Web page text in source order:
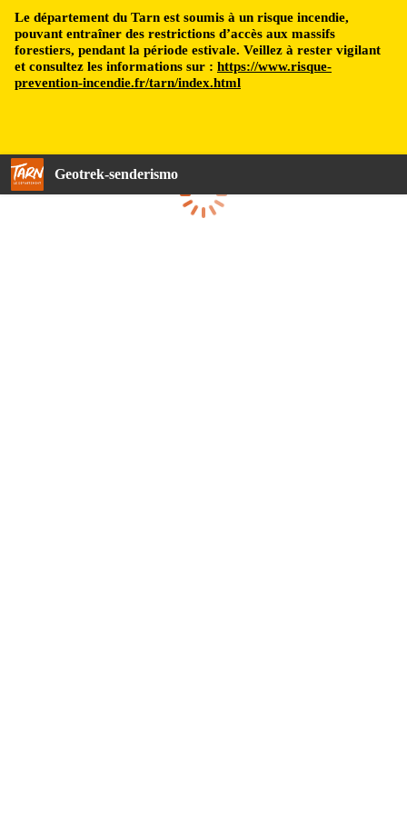
Le département du Tarn est soumis à un risque incendie,
pouvant entraîner des restrictions d’accès aux massifs
forestiers, pendant la période estivale. Veillez à rester vigilant
et consultez les informations sur : https://www.risque-
prevention-incendie.fr/tarn/index.html
Geotrek-senderismo
Cargando